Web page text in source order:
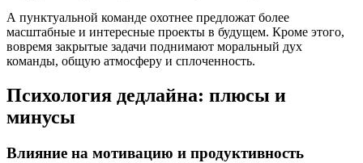
А пунктуальной команде охотнее предложат более
масштабные и интересные проекты в будущем. Кроме этого,
вовремя закрытые задачи поднимают моральный дух
команды, общую атмосферу и сплоченность.
Психология дедлайна: плюсы и
минусы
Влияние на мотивацию и продуктивность